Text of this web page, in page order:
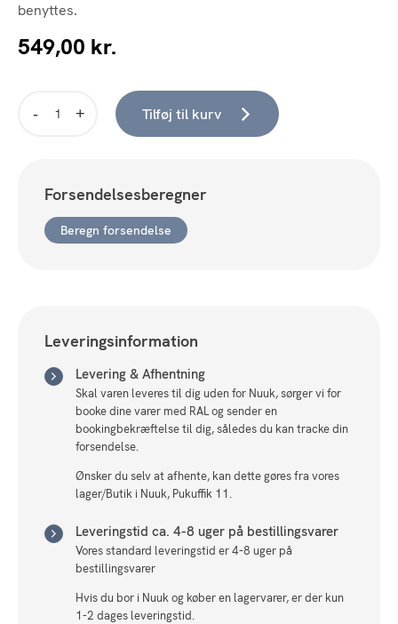
benyttes.
549,00 kr.
Tilføj til kurv
Forsendelsesberegner
Beregn forsendelse
Leveringsinformation
Levering & Afhentning
Skal varen leveres til dig uden for Nuuk, sørger vi for
booke dine varer med RAL og sender en
bookingbekræftelse til dig, således du kan tracke din
forsendelse.
Ønsker du selv at afhente, kan dette gøres fra vores
lager/Butik i Nuuk, Pukuffik 11.
Leveringstid ca. 4-8 uger på bestillingsvarer
Vores standard leveringstid er 4-8 uger på
bestillingsvarer
Hvis du bor i Nuuk og køber en lagervarer, er der kun
1-2 dages leveringstid.